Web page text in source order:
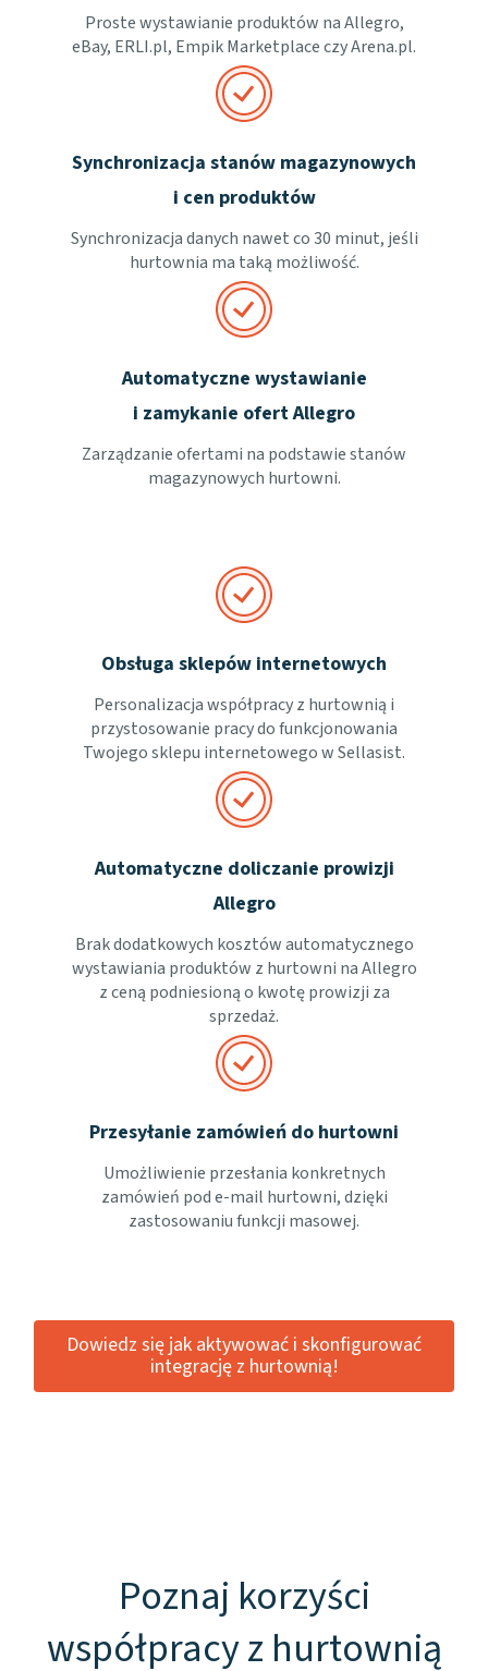
Proste wystawianie produktów na Allegro,
eBay, ERLI.pl, Empik Marketplace czy Arena.pl.
Synchronizacja stanów magazynowych
i cen produktów
Synchronizacja danych nawet co 30 minut, jeśli
hurtownia ma taką możliwość.
Automatyczne wystawianie
i zamykanie ofert Allegro
Zarządzanie ofertami na podstawie stanów
magazynowych hurtowni.
Obsługa sklepów internetowych
Personalizacja współpracy z hurtownią i
przystosowanie pracy do funkcjonowania
Twojego sklepu internetowego w Sellasist.
Automatyczne doliczanie prowizji
Allegro
Brak dodatkowych kosztów automatycznego
wystawiania produktów z hurtowni na Allegro
z ceną podniesioną o kwotę prowizji za
sprzedaż.
Przesyłanie zamówień do hurtowni
Umożliwienie przesłania konkretnych
zamówień pod e-mail hurtowni, dzięki
zastosowaniu funkcji masowej.
Dowiedz się jak aktywować i skonfigurować
integrację z hurtownią!
Poznaj korzyści
współpracy z hurtownią